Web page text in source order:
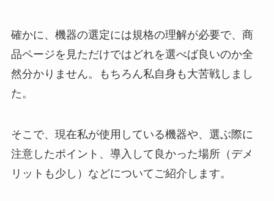
確かに、機器の選定には規格の理解が必要で、商
品ページを見ただけではどれを選べば良いのか全
然分かりません。もちろん私自身も大苦戦しまし
た。
そこで、現在私が使用している機器や、選ぶ際に
注意したポイント、導入して良かった場所（デメ
リットも少し）などについてご紹介します。